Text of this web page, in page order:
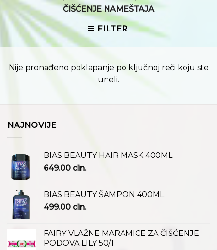
ČIŠĆENJE NAMEŠTAJA
FILTER
Nije pronađeno poklapanje po ključnoj reči koju ste
uneli.
NAJNOVIJE
BIAS BEAUTY HAIR MASK 400ML
649.00 din.
BIAS BEAUTY ŠAMPON 400ML
499.00 din.
FAIRY VLAŽNE MARAMICE ZA ČIŠĆENJE
PODOVA LILY 50/1